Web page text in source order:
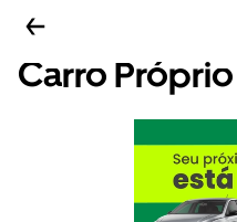
Carro Próprio